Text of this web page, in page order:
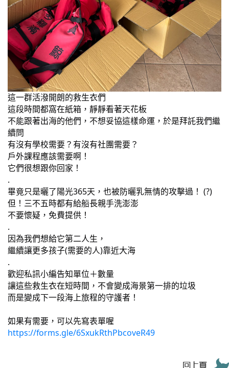
這一群活潑開朗的救生衣們
這段時間都窩在紙箱，靜靜看著天花板
不能跟著出海的他們，不想妥協這樣命運，於是拜託我們繼
續問
有沒有學校需要？有沒有社團需要？
戶外課程應該需要啊！
它們很想跟你回家！
.
畢竟只是曬了陽光365天，也被防曬乳無情的攻擊過！ (?)
但！三不五時都有給船長親手洗澎澎
不要懷疑，免費提供！
.
因為我們想給它第二人生，
繼續讓更多孩子(需要的人)靠近大海
.
歡迎私訊小編告知單位＋數量
讓這些救生衣在短時間，不會變成海景第一排的垃圾
而是變成下一段海上旅程的守護者！
如果有需要，可以先寫表單喔
https://forms.gle/6SxukRthPbcoveR49